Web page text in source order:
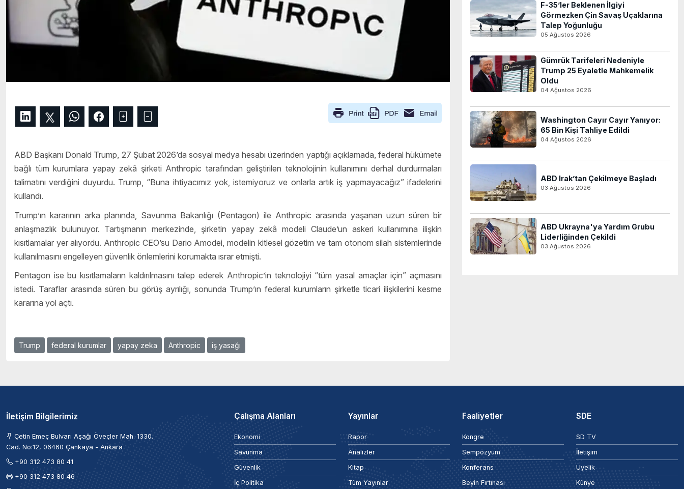
ABD Başkanı Donald Trump, 27 Şubat 2026’da sosyal medya hesabı üzerinden yaptığı açıklamada, federal hükümete
bağlı tüm kurumlara yapay zekâ şirketi Anthropic tarafından geliştirilen teknolojinin kullanımını derhal durdurmaları
talimatını verdiğini duyurdu. Trump, “Buna ihtiyacımız yok, istemiyoruz ve onlarla artık iş yapmayacağız” ifadelerini
kullandı.
Trump’ın kararının arka planında, Savunma Bakanlığı (Pentagon) ile Anthropic arasında yaşanan uzun süren bir
anlaşmazlık bulunuyor. Tartışmanın merkezinde, şirketin yapay zekâ modeli Claude’un askeri kullanımına ilişkin
kısıtlamalar yer alıyordu. Anthropic CEO’su Dario Amodei, modelin kitlesel gözetim ve tam otonom silah sistemlerinde
kullanılmasını engelleyen güvenlik önlemlerini korumakta ısrar etmişti.
Pentagon ise bu kısıtlamaların kaldırılmasını talep ederek Anthropic’in teknolojiyi “tüm yasal amaçlar için” açmasını
istedi. Taraflar arasında süren bu görüş ayrılığı, sonunda Trump’ın federal kurumların şirketle ticari ilişkilerini kesme
kararına yol açtı.
Trump federal kurumlar yapay zeka Anthropic iş yasağı
F-35’ler Beklenen İlgiyi
Görmezken Çin Savaş Uçaklarına
Talep Yoğunluğu
05 Ağustos 2026
Gümrük Tarifeleri Nedeniyle
Trump 25 Eyaletle Mahkemelik
Oldu
04 Ağustos 2026
Washington Cayır Cayır Yanıyor:
65 Bin Kişi Tahliye Edildi
04 Ağustos 2026
ABD Irak’tan Çekilmeye Başladı
03 Ağustos 2026
ABD Ukrayna'ya Yardım Grubu
Liderliğinden Çekildi
03 Ağustos 2026
İletişim Bilgilerimiz
Çetin Emeç Bulvarı Aşağı Öveçler Mah. 1330.
Cad. No:12, 06460 Çankaya - Ankara
+90 312 473 80 41
+90 312 473 80 46
Çalışma Alanları
Ekonomi
Savunma
Güvenlik
İç Politika
Yayınlar
Rapor
Analizler
Kitap
Tüm Yayınlar
Faaliyetler
Kongre
Sempozyum
Konferans
Beyin Fırtınası
SDE
SD TV
İletişim
Üyelik
Künye